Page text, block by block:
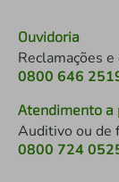
Ouvidoria
Reclamações
0800 646
Atendimento a
Auditivo ou de
0800 724